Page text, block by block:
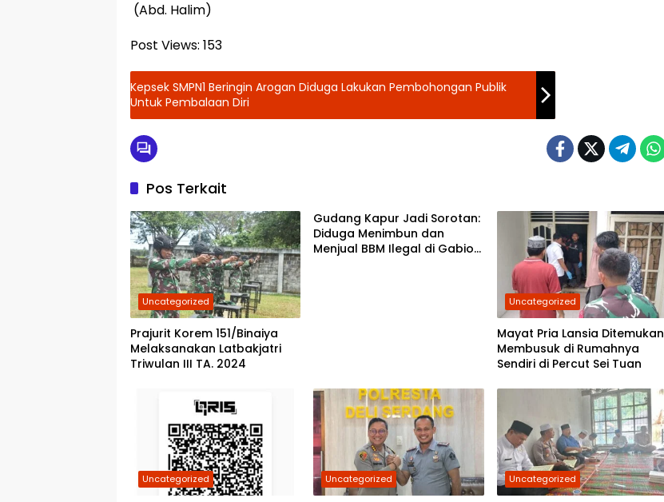
(Abd. Halim)
Post Views: 153
Kepsek SMPN1 Beringin Arogan Diduga Lakukan Pembohongan Publik
Untuk Pembalaan Diri
Pos Terkait
Uncategorized
Prajurit Korem 151/Binaiya
Melaksanakan Latbakjatri
Triwulan III TA. 2024
Gudang Kapur Jadi Sorotan:
Diduga Menimbun dan
Menjual BBM Ilegal di Gabion
Uncategorized
Mayat Pria Lansia Ditemukan
Membusuk di Rumahnya
Sendiri di Percut Sei Tuan
Uncategorized Uncategorized Uncategorized